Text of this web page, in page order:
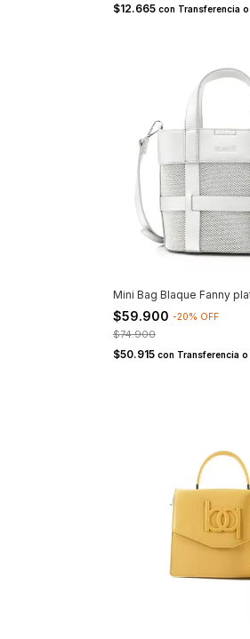
$12.665 con Transferencia
Mini Bag Blaque Fanny
$59.900 -20% OFF
$74.900
$50.915 con Transferencia